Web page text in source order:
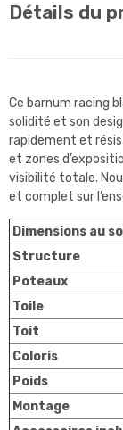
Détails du
Ce barnum racing
solidité et son
rapidement et
et zones
visibilité totale.
et complet sur
Dimensions au sol
Structure
Poteaux
Toile
Toit
Coloris
Poids
Montage